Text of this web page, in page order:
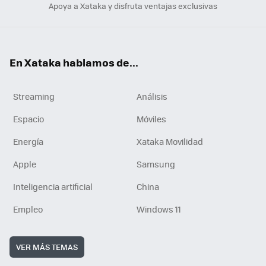
Apoya a Xataka y disfruta ventajas exclusivas
En Xataka hablamos de...
Streaming
Análisis
Espacio
Móviles
Energía
Xataka Movilidad
Apple
Samsung
Inteligencia artificial
China
Empleo
Windows 11
VER MÁS TEMAS